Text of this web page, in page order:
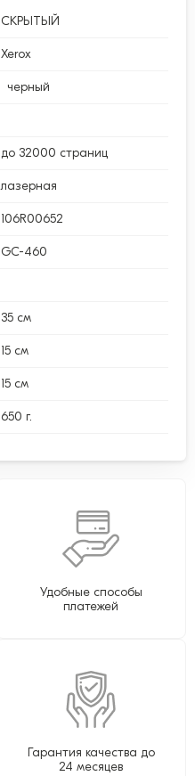
СКРЫТЫЙ
Xerox
черный
до 32000 страниц
лазерная
106R00652
GC-460
35 см
15 см
15 см
650 г.
Удобные способы
платежей
Гарантия качества до
24 месяцев